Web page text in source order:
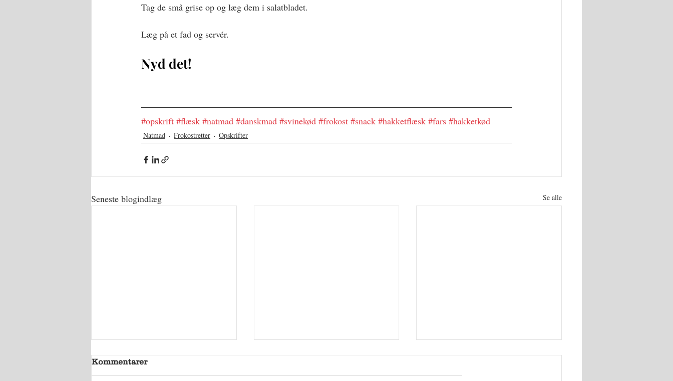
Tag de små grise op og læg dem i salatbladet.
Læg på et fad og servér.
Nyd det!
#opskrift #flæsk #natmad #danskmad #svinekød #frokost #snack #hakketflæsk #fars #hakketkød
Natmad Frokostretter Opskrifter
Seneste blogindlæg Se alle
Kommentarer